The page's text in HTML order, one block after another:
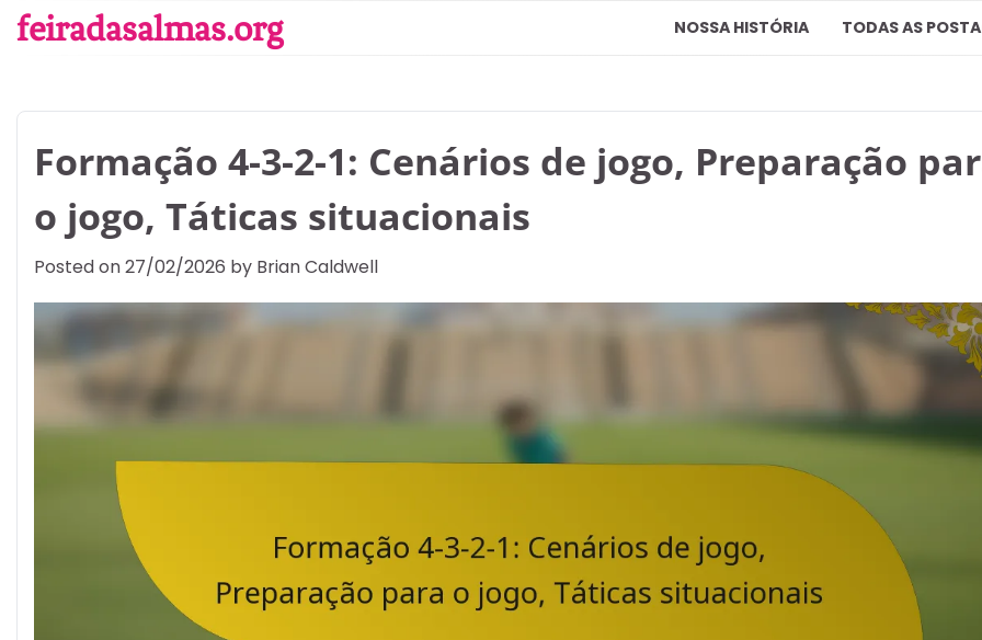
Skip
tofeiradasalmas.org NOSSA HISTÓRIA TODAS AS
Formação 4-3-2-1: Cenários de jogo, Preparação
o jogo, Táticas situacionais
Posted on27/02/2026 by Brian Caldwell